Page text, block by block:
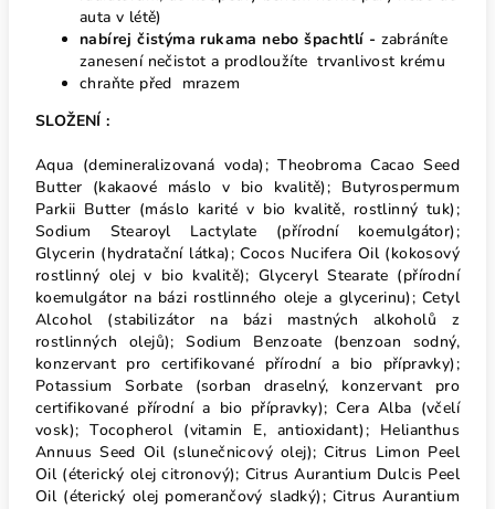
auta v létě)
nabírej čistýma rukama nebo špachtlí - zabráníte
zanesení nečistot a prodloužíte trvanlivost krému
chraňte před mrazem
SLOŽENÍ :
Aqua (demineralizovaná voda); Theobroma Cacao Seed
Butter (kakaové máslo v bio kvalitě); Butyrospermum
Parkii Butter (máslo karité v bio kvalitě, rostlinný tuk);
Sodium Stearoyl Lactylate (přírodní koemulgátor);
Glycerin (hydratační látka); Cocos Nucifera Oil (kokosový
rostlinný olej v bio kvalitě); Glyceryl Stearate (přírodní
koemulgátor na bázi rostlinného oleje a glycerinu); Cetyl
Alcohol (stabilizátor na bázi mastných alkoholů z
rostlinných olejů); Sodium Benzoate (benzoan sodný,
konzervant pro certifikované přírodní a bio přípravky);
Potassium Sorbate (sorban draselný, konzervant pro
certifikované přírodní a bio přípravky); Cera Alba (včelí
vosk); Tocopherol (vitamin E, antioxidant); Helianthus
Annuus Seed Oil (slunečnicový olej); Citrus Limon Peel
Oil (éterický olej citronový); Citrus Aurantium Dulcis Peel
Oil (éterický olej pomerančový sladký); Citrus Aurantium